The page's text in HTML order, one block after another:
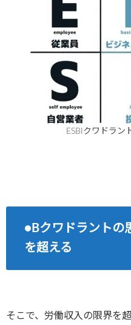
ESBIクワドラン
●Bクワドラントの
を超える
そこで、労働収入の限界を